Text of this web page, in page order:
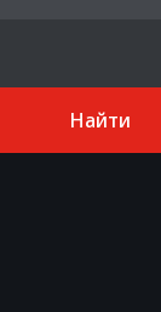
Найти